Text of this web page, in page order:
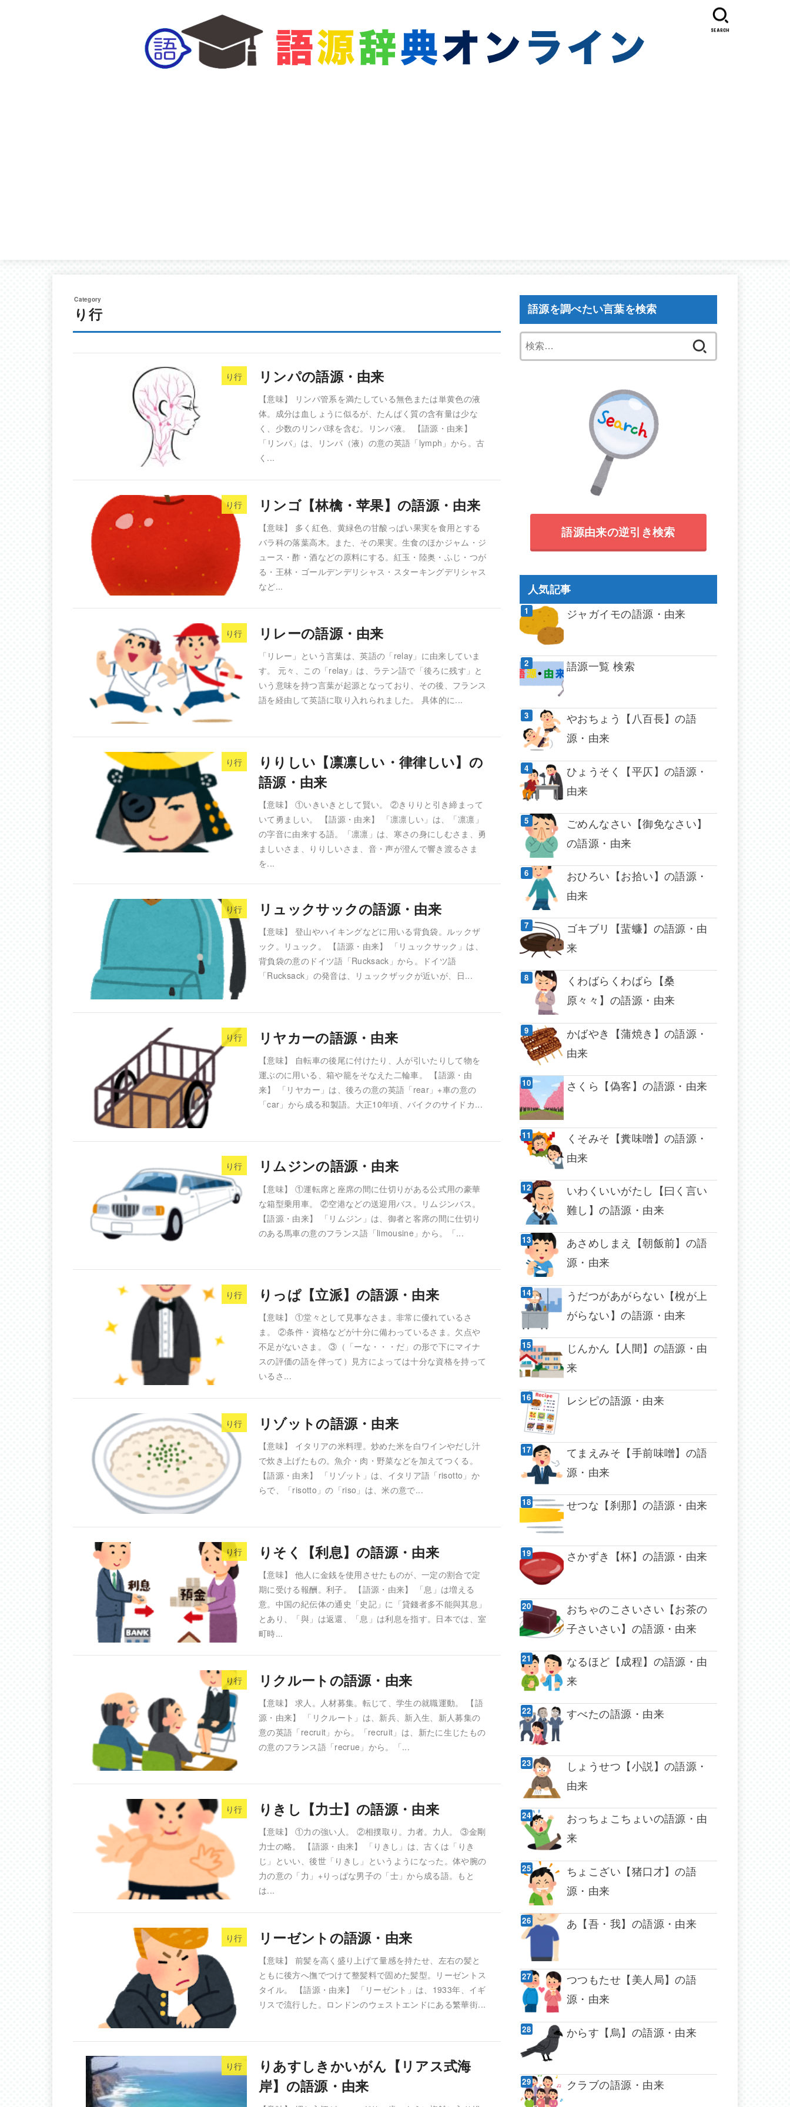
SEARCH
り行
り行 リンパの語源・由来
【意味】 リンパ管系を満たしている無色または単黄色の液
体。成分は血しょうに似るが、たんぱく質の含有量は少な
く、少数のリンパ球を含む。リンパ液。 【語源・由来】
「リンパ」は、リンパ（液）の意の英語「lymph」から。古
く...
り行 リンゴ【林檎・苹果】の語源・由来
【意味】 多く紅色、黄緑色の甘酸っぱい果実を食用とする
バラ科の落葉高木。また、その果実。生食のほかジャム・ジ
ュース・酢・酒などの原料にする。紅玉・陸奥・ふじ・つが
る・王林・ゴールデンデリシャス・スターキングデリシャス
など...
り行 リレーの語源・由来
「リレー」という言葉は、英語の「relay」に由来していま
す。 元々、この「relay」は、ラテン語で「後ろに残す」と
いう意味を持つ言葉が起源となっており、その後、フランス
語を経由して英語に取り入れられました。 具体的に...
り行
りりしい【凛凛しい・律律しい】の
語源・由来
【意味】 ①いきいきとして賢い。 ②きりりと引き締まって
いて勇ましい。 【語源・由来】 「凛凛しい」は、「凛凛」
の字音に由来する語。「凛凛」は、寒さの身にしむさま、勇
ましいさま、りりしいさま、音・声が澄んで響き渡るさま
を...
り行 リュックサックの語源・由来
【意味】 登山やハイキングなどに用いる背負袋。ルックザ
ック。リュック。 【語源・由来】 「リュックサック」は、
背負袋の意のドイツ語「Rucksack」から。ドイツ語
「Rucksack」の発音は、リュックザックが近いが、日...
り行 リヤカーの語源・由来
【意味】 自転車の後尾に付けたり、人が引いたりして物を
運ぶのに用いる、箱や籠をそなえた二輪車。 【語源・由
来】 「リヤカー」は、後ろの意の英語「rear」+車の意の
「car」から成る和製語。大正10年頃、バイクのサイドカ...
り行 リムジンの語源・由来
【意味】 ①運転席と座席の間に仕切りがある公式用の豪華
な箱型乗用車。 ②空港などの送迎用バス。リムジンバス。
【語源・由来】 「リムジン」は、御者と客席の間に仕切り
のある馬車の意のフランス語「limousine」から。「...
り行 りっぱ【立派】の語源・由来
【意味】 ①堂々として見事なさま。非常に優れているさ
ま。 ②条件・資格などが十分に備わっているさま。欠点や
不足がないさま。 ③（「ーな・・・だ」の形で下にマイナ
スの評価の語を伴って）見方によっては十分な資格を持って
いるさ...
り行 リゾットの語源・由来
【意味】 イタリアの米料理。炒めた米を白ワインやだし汁
で炊き上げたもの。魚介・肉・野菜などを加えてつくる。
【語源・由来】 「リゾット」は、イタリア語「risotto」か
らで、「risotto」の「riso」は、米の意で...
り行 りそく【利息】の語源・由来
【意味】 他人に金銭を使用させたものが、一定の割合で定
期に受ける報酬。利子。 【語源・由来】 「息」は増える
意。中国の紀伝体の通史「史記」に「貸錢者多不能與其息」
とあり、「與」は返還、「息」は利息を指す。日本では、室
町時...
り行 リクルートの語源・由来
【意味】 求人。人材募集。転じて、学生の就職運動。 【語
源・由来】 「リクルート」は、新兵、新入生、新人募集の
意の英語「recruit」から。「recruit」は、新たに生じたもの
の意のフランス語「recrue」から。「...
り行 りきし【力士】の語源・由来
【意味】 ①力の強い人。 ②相撲取り。力者。力人。 ③金剛
力士の略。 【語源・由来】 「りきし」は、古くは「りき
じ」といい、後世「りきし」というようになった。体や腕の
力の意の「力」+りっぱな男子の「士」から成る語。もと
は...
り行 リーゼントの語源・由来
【意味】 前髪を高く盛り上げて量感を持たせ、左右の髪と
ともに後方へ撫でつけて整髪料で固めた髪型。リーゼントス
タイル。 【語源・由来】 「リーゼント」は、1933年、イギ
リスで流行した。ロンドンのウェストエンドにある繁華街...
り行
りあすしきかいがん【リアス式海
岸】の語源・由来
語源を調べたい言葉を検索
索:
語源由来の逆引き検索
人気記事
ジャガイモの語源・由来
語源一覧 検索
やおちょう【八百長】の語
源・由来
ひょうそく【平仄】の語源・
由来
ごめんなさい【御免なさい】
の語源・由来
おひろい【お拾い】の語源・
由来
ゴキブリ【蜚蠊】の語源・由
来
くわばらくわばら【桑
原々々】の語源・由来
かばやき【蒲焼き】の語源・
由来
さくら【偽客】の語源・由来
くそみそ【糞味噌】の語源・
由来
いわくいいがたし【曰く言い
難し】の語源・由来
あさめしまえ【朝飯前】の語
源・由来
うだつがあがらない【梲が上
がらない】の語源・由来
じんかん【人間】の語源・由
来
レシピの語源・由来
てまえみそ【手前味噌】の語
源・由来
せつな【刹那】の語源・由来
さかずき【杯】の語源・由来
おちゃのこさいさい【お茶の
子さいさい】の語源・由来
なるほど【成程】の語源・由
来
すべたの語源・由来
しょうせつ【小説】の語源・
由来
おっちょこちょいの語源・由
来
ちょこざい【猪口才】の語
源・由来
あ【吾・我】の語源・由来
つつもたせ【美人局】の語
源・由来
からす【烏】の語源・由来
クラブの語源・由来